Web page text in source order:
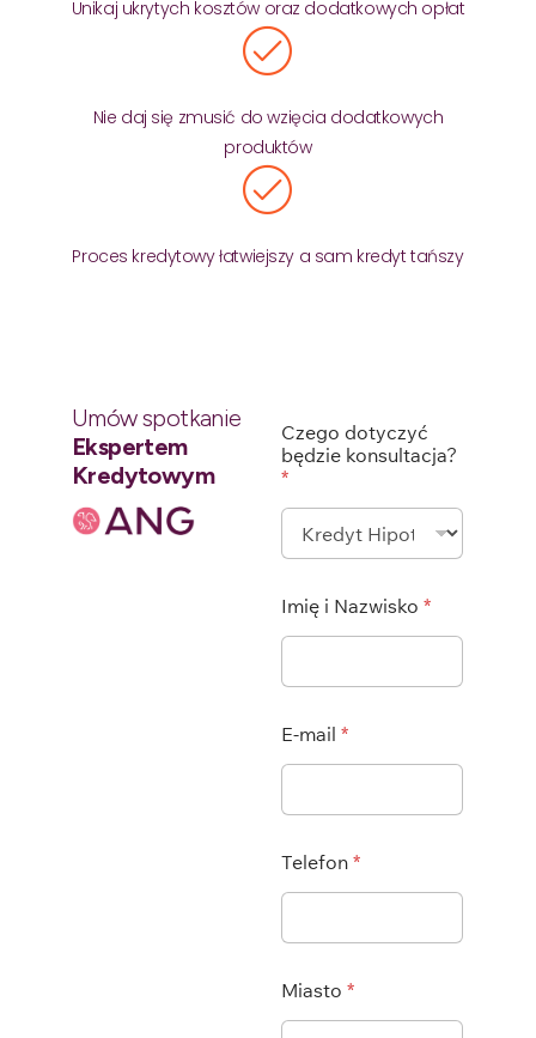
Unikaj ukrytych kosztów oraz dodatkowych opłat
Nie daj się zmusić do wzięcia dodatkowych
produktów
Proces kredytowy łatwiejszy a sam kredyt tańszy
Umów spotkanie
Ekspertem
Kredytowym
Czego dotyczyć
będzie konsultacja?
*
Imię i Nazwisko *
E-mail *
Telefon *
Miasto *